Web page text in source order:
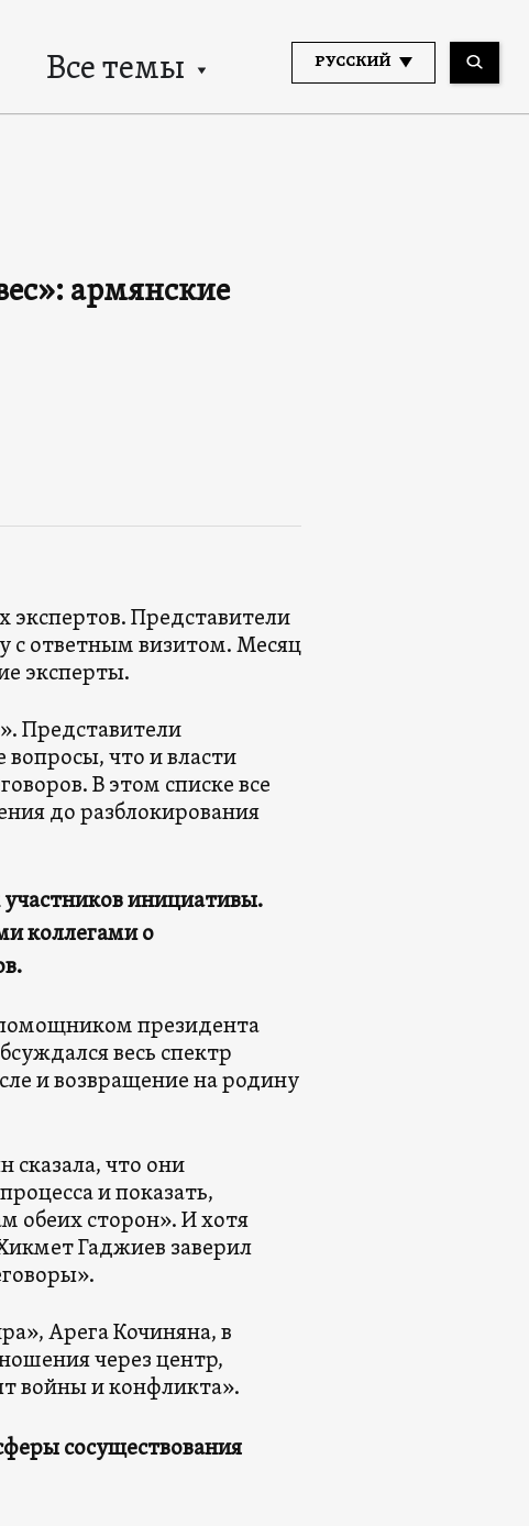
Все темы РУССКИЙ
армянские
экспертов. Представители
с ответным визитом. Месяц
эксперты.
Представители
что и власти
В этом списке все
до разблокирования
участников инициативы.
коллегами о
помощником президента
весь спектр
и возвращение на родину
сказала, что они
и показать,
обеих сторон». И хотя
Гаджиев заверил
Арега Кочиняна, в
через центр,
войны и конфликта».
сосуществования